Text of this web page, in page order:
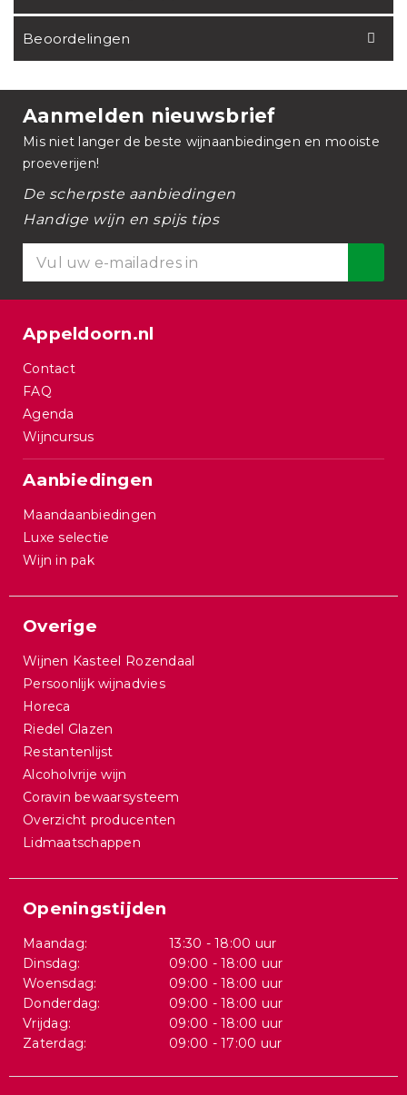
Beoordelingen
Aanmelden nieuwsbrief
Mis niet langer de beste wijnaanbiedingen en mooiste
proeverijen!
De scherpste aanbiedingen
Handige wijn en spijs tips
Appeldoorn.nl
Contact
FAQ
Agenda
Wijncursus
Aanbiedingen
Maandaanbiedingen
Luxe selectie
Wijn in pak
Overige
Wijnen Kasteel Rozendaal
Persoonlijk wijnadvies
Horeca
Riedel Glazen
Restantenlijst
Alcoholvrije wijn
Coravin bewaarsysteem
Overzicht producenten
Lidmaatschappen
Openingstijden
Maandag:
13:30 - 18:00 uur
Dinsdag:
09:00 - 18:00 uur
Woensdag:
09:00 - 18:00 uur
Donderdag:
09:00 - 18:00 uur
Vrijdag:
09:00 - 18:00 uur
Zaterdag:
09:00 - 17:00 uur